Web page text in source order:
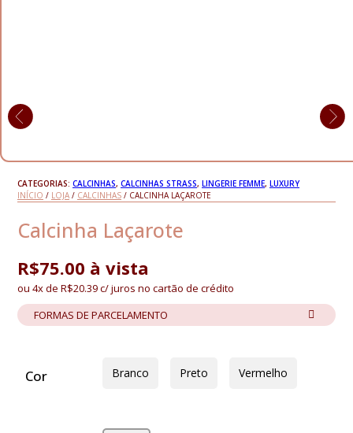
CATEGORIAS: CALCINHAS, CALCINHAS STRASS, LINGERIE FEMME, LUXURY
INÍCIO / LOJA / CALCINHAS / CALCINHA LAÇAROTE
Calcinha Laçarote
R$75.00 à vista
ou 4x de R$20.39c/ juros no cartão de crédito
FORMAS DE PARCELAMENTO
Cor Branco Preto Vermelho